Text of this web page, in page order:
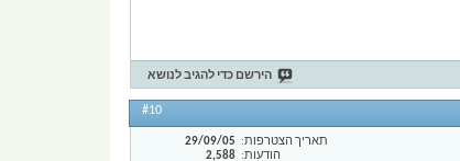
הירשם כדי להגיב לנושא
#10
תאריך הצטרפות
29/09/05
הודעות
2,588